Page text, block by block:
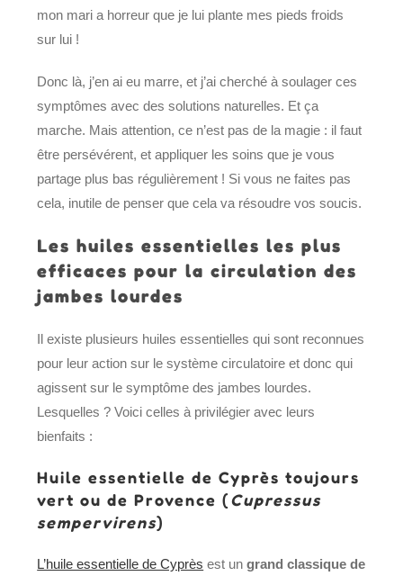
mon mari a horreur que je lui plante mes pieds froids
sur lui !
Donc là, j’en ai eu marre, et j’ai cherché à soulager ces
symptômes avec des solutions naturelles. Et ça
marche. Mais attention, ce n’est pas de la magie : il faut
être persévérent, et appliquer les soins que je vous
partage plus bas régulièrement ! Si vous ne faites pas
cela, inutile de penser que cela va résoudre vos soucis.
Les huiles essentielles les plus
efficaces pour la circulation des
jambes lourdes
Il existe plusieurs huiles essentielles qui sont reconnues
pour leur action sur le système circulatoire et donc qui
agissent sur le symptôme des jambes lourdes.
Lesquelles ? Voici celles à privilégier avec leurs
bienfaits :
Huile essentielle de Cyprès toujours
vert ou de Provence (Cupressus
sempervirens)
L’huile essentielle de Cyprès est ungrand classique de